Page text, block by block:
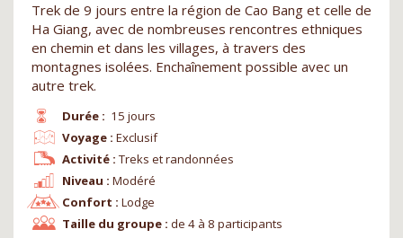
Trek de 9 jours entre la région de Cao Bang et celle de
Ha Giang, avec de nombreuses rencontres ethniques
en chemin et dans les villages, à travers des
montagnes isolées. Enchaînement possible avec un
autre trek.
Durée : 15 jours
Niveau : Modéré
Voyage : Exclusif
Confort : Lodge
Activité : Treks et randonnées
Taille du groupe : de 4 à 8 participants